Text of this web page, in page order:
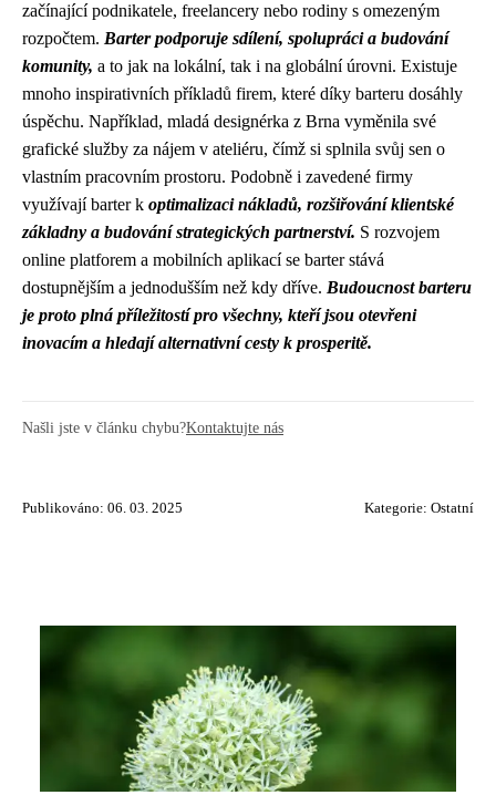
začínající podnikatele, freelancery nebo rodiny s omezeným
rozpočtem. Barter podporuje sdílení, spolupráci a budování
komunity, a to jak na lokální, tak i na globální úrovni. Existuje
mnoho inspirativních příkladů firem, které díky barteru dosáhly
úspěchu. Například, mladá designérka z Brna vyměnila své
grafické služby za nájem v ateliéru, čímž si splnila svůj sen o
vlastním pracovním prostoru. Podobně i zavedené firmy
využívají barter k optimalizaci nákladů, rozšiřování klientské
základny a budování strategických partnerství. S rozvojem
online platforem a mobilních aplikací se barter stává
dostupnějším a jednodušším než kdy dříve. Budoucnost barteru
je proto plná příležitostí pro všechny, kteří jsou otevřeni
inovacím a hledají alternativní cesty k prosperitě.
Našli jste v článku chybu?Kontaktujte nás
Publikováno: 06. 03. 2025 Kategorie: Ostatní